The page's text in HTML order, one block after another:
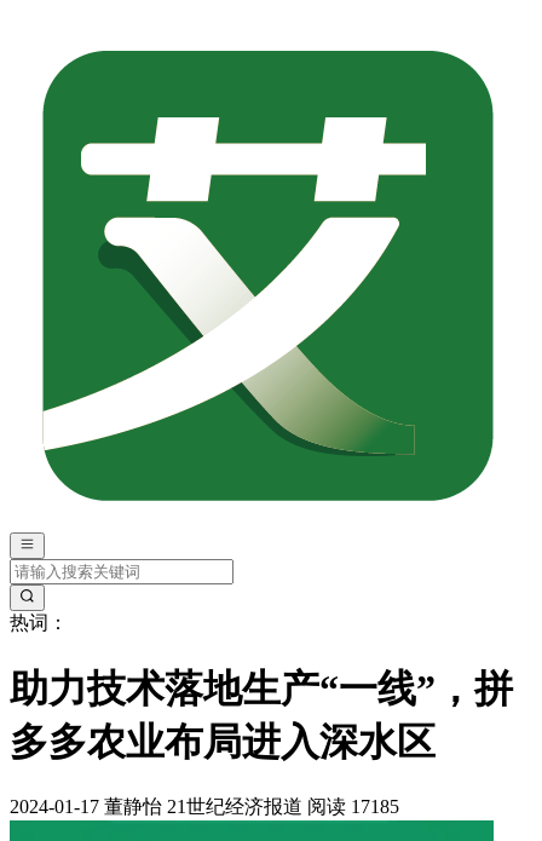
热词：
助力技术落地生产“一线”，拼
多多农业布局进入深水区
2024-01-17 董静怡 21世纪经济报道 阅读 17185